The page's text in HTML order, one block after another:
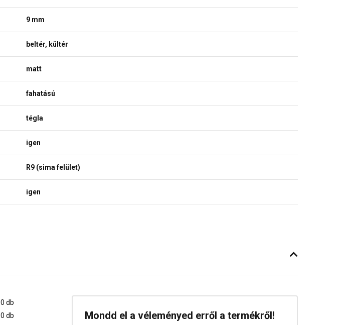
9 mm
beltér, kültér
matt
fahatású
tégla
igen
R9 (sima felület)
igen
0 db
0 db
Mondd el a véleményed erről a termékről!